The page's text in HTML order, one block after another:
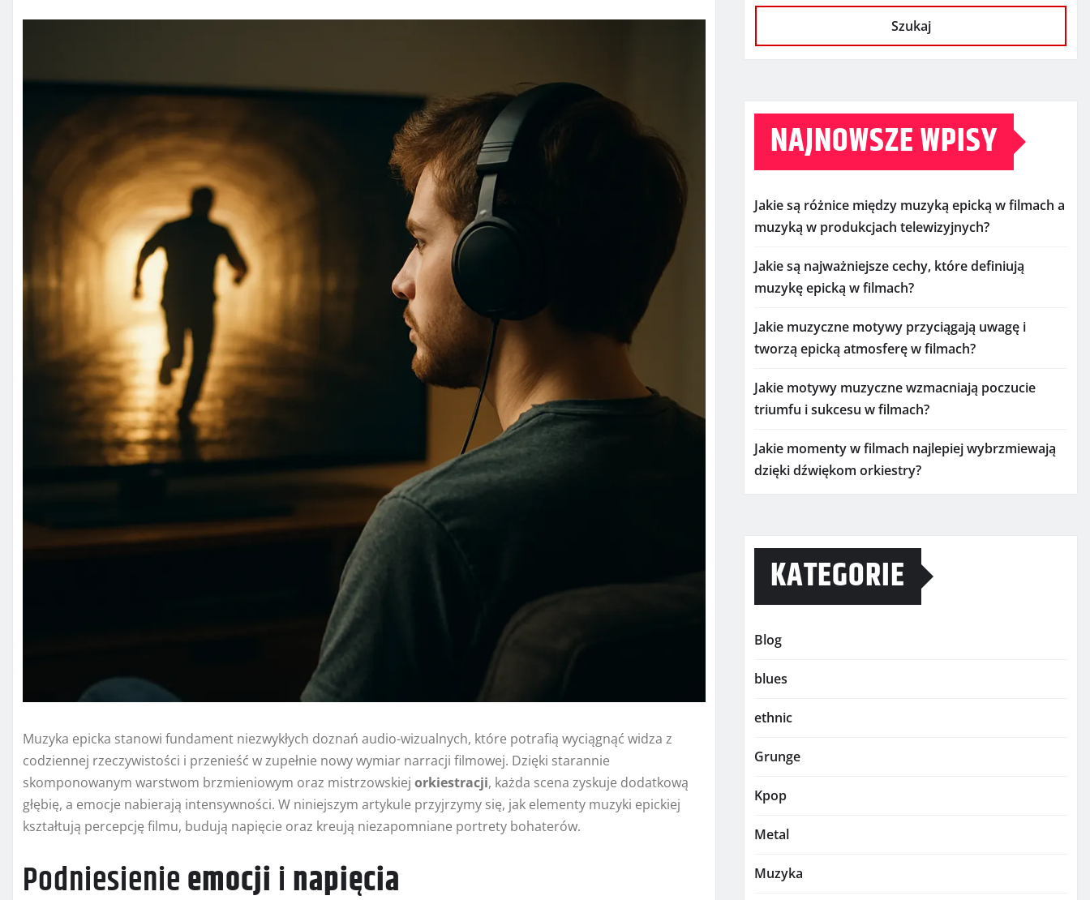
Muzyka epicka stanowi fundament niezwykłych doznań audio-wizualnych, które potrafią wyciągnąć widza z
codziennej rzeczywistości i przenieść w zupełnie nowy wymiar narracji filmowej. Dzięki starannie
skomponowanym warstwom brzmieniowym oraz mistrzowskiej orkiestracji, każda scena zyskuje dodatkową
głębię, a emocje nabierają intensywności. W niniejszym artykule przyjrzymy się, jak elementy muzyki epickiej
kształtują percepcję filmu, budują napięcie oraz kreują niezapomniane portrety bohaterów.
Podniesienieemocjiinapięcia
Szukaj
NAJNOWSZE WPISY
Jakie są różnice między muzyką epicką w filmach a
muzyką w produkcjach telewizyjnych?
Jakie są najważniejsze cechy, które definiują
muzykę epicką w filmach?
Jakie muzyczne motywy przyciągają uwagę i
tworzą epicką atmosferę w filmach?
Jakie motywy muzyczne wzmacniają poczucie
triumfu i sukcesu w filmach?
Jakie momenty w filmach najlepiej wybrzmiewają
dzięki dźwiękom orkiestry?
KATEGORIE
Blog
blues
ethnic
Grunge
Kpop
Metal
Muzyka